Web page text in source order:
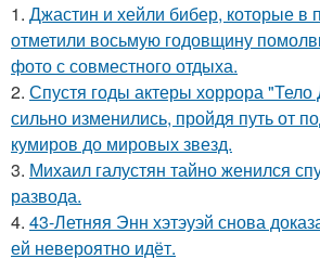
1. Джастин и хейли бибер, которые
отметили восьмую годовщину
фото с совместного отдыха.
2. Спустя годы актеры хоррора
сильно изменились, пройдя путь от
кумиров до мировых звезд.
3. Михаил галустян тайно женился
развода.
4. 43-Летняя Энн хэтэуэй снова
ей невероятно идёт.